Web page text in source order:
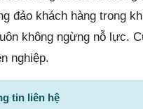
đảo khách hàng trong
không ngừng nỗ lực.
nghiệp.
tin liên hệ